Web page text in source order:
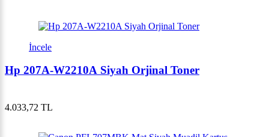
İncele
Hp 207A-W2210A Siyah Orjinal Toner
4.033,72 TL